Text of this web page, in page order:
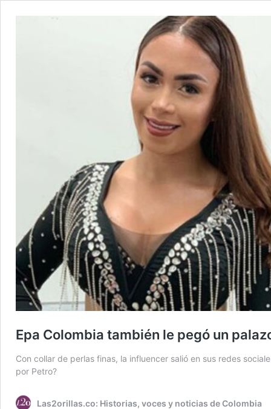
Epa Colombia también le pegó un
Con collar de perlas finas, la influencer salió en sus redes
por Petro?
Las2orillas.co: Historias, voces y noticias de Colombia